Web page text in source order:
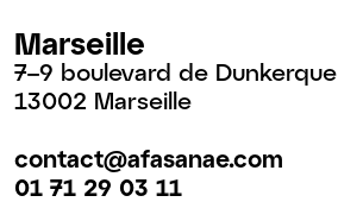
Marseille
7–9 boulevard de Dunkerque
13002 Marseille
contact@afasanae.com
01 71 29 03 11